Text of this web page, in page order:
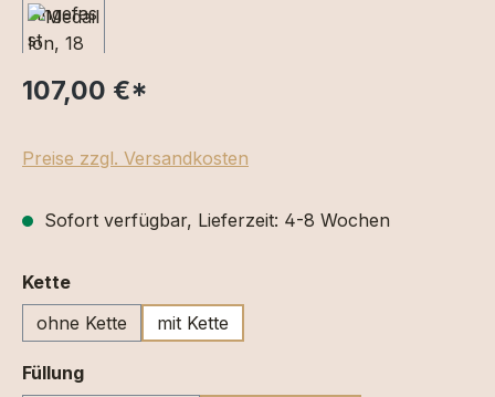
107,00 €*
Preise zzgl. Versandkosten
Sofort verfügbar, Lieferzeit: 4-8 Wochen
Ketteauswählen
ohne Kette
mit Kette
Füllungauswählen